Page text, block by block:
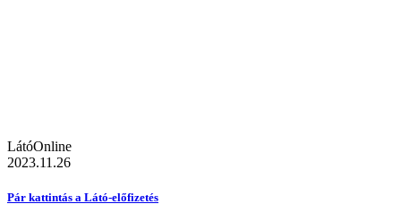
LátóOnline
2023.11.26
Pár kattintás a Látó-előfizetés